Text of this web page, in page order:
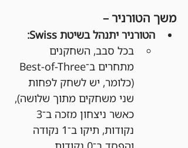
משך הטורניר –
הטורניר יתנהל בשיטת Swiss:
בכל סבב, השחקנים
(כלומר, יש לשחק לפחות
שני משחקים מתוך שלושה),
נקודות, תיקו ב־1 נקודה